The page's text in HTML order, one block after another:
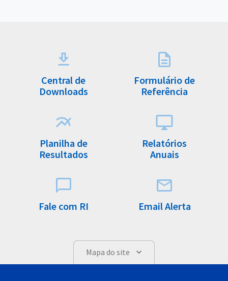
Central de
Downloads
Formulário de
Referência
Planilha de
Resultados
Relatórios
Anuais
Fale com RI Email Alerta
Mapa do site